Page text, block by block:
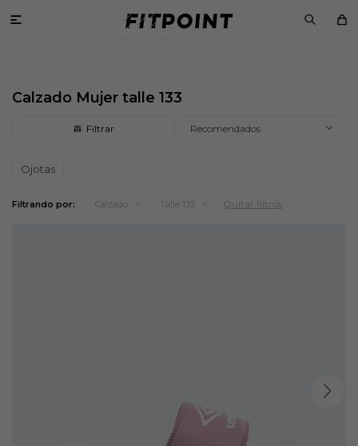

Calzado Mujer talle 133
Recomendados
Ojotas
Filtrando por: Calzado Talle 133 Quitar filtros